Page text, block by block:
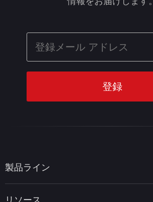
製品ライン
リソース